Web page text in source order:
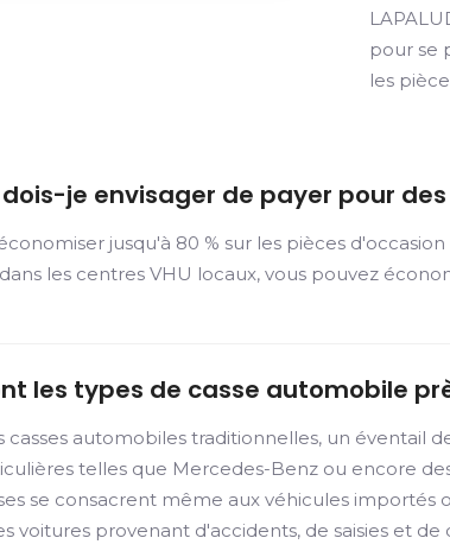
pour se
les
dois-je envisager de payer pour
jusqu'à 80 % sur les pièces
les centres VHU locaux, vous pouvez
les types de casse automobile
casses automobiles traditionnelles, un éventail
telles que Mercedes-Benz ou encore
se consacrent même aux véhicules
voitures provenant d'accidents, de saisies et de